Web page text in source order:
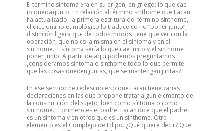
El término síntoma era en su origen, en griego: lo que cae
(o queda) junto. En relación al término sinthome que Lacan
ha actualizado, la primera escritura del término sinthome,
el diccionario etimológico lo traduce como “poner junto”,
distinción ligera que de todos modos tiene que ver con la
operación, que no es la misma en el síntoma y en el
sinthome. El síntoma sería lo que cae junto y el sinthome
poner junto. A partir de aquí podemos preguntarnos
¿consideramos síntoma o sinthome todo lo que permite
que las cosas queden juntas, que se mantengan juntas?
En ese sentido he redescubierto que Lacan tiene varias
declaraciones en las que propone tratar algún elemento de
la construcción del sujeto, bien como síntoma o como
sinthome. El primero es el padre: Lacan dice que el padre
es un síntoma y en otros que es un sinthome. Otro
elemento es el Complejo de Edipo. ¿Qué quiere decir? Que